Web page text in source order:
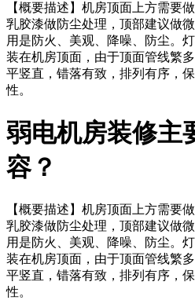
【概要描述】 机房顶面上方需要
乳胶漆做防尘处理，顶部建议做
用是防火、美观、降噪、防尘。
装在机房顶面，由于顶面管线繁
平竖直，错落有致，排列有序，
性。
弱电机房装修主
容？
【概要描述】 机房顶面上方需要
乳胶漆做防尘处理，顶部建议做
用是防火、美观、降噪、防尘。
装在机房顶面，由于顶面管线繁
平竖直，错落有致，排列有序，
性。